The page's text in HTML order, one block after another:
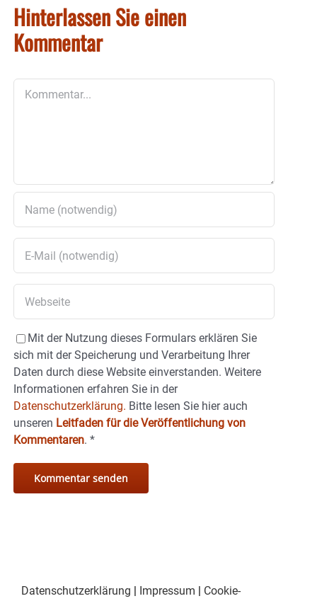
Hinterlassen Sie einen
Kommentar
Mit der Nutzung dieses Formulars erklären Sie
sich mit der Speicherung und Verarbeitung Ihrer
Daten durch diese Website einverstanden. Weitere
Informationen erfahren Sie in der
Datenschutzerklärung. Bitte lesen Sie hier auch
unseren Leitfaden für die Veröffentlichung von
Kommentaren. *
Datenschutzerklärung Impressum Cookie-